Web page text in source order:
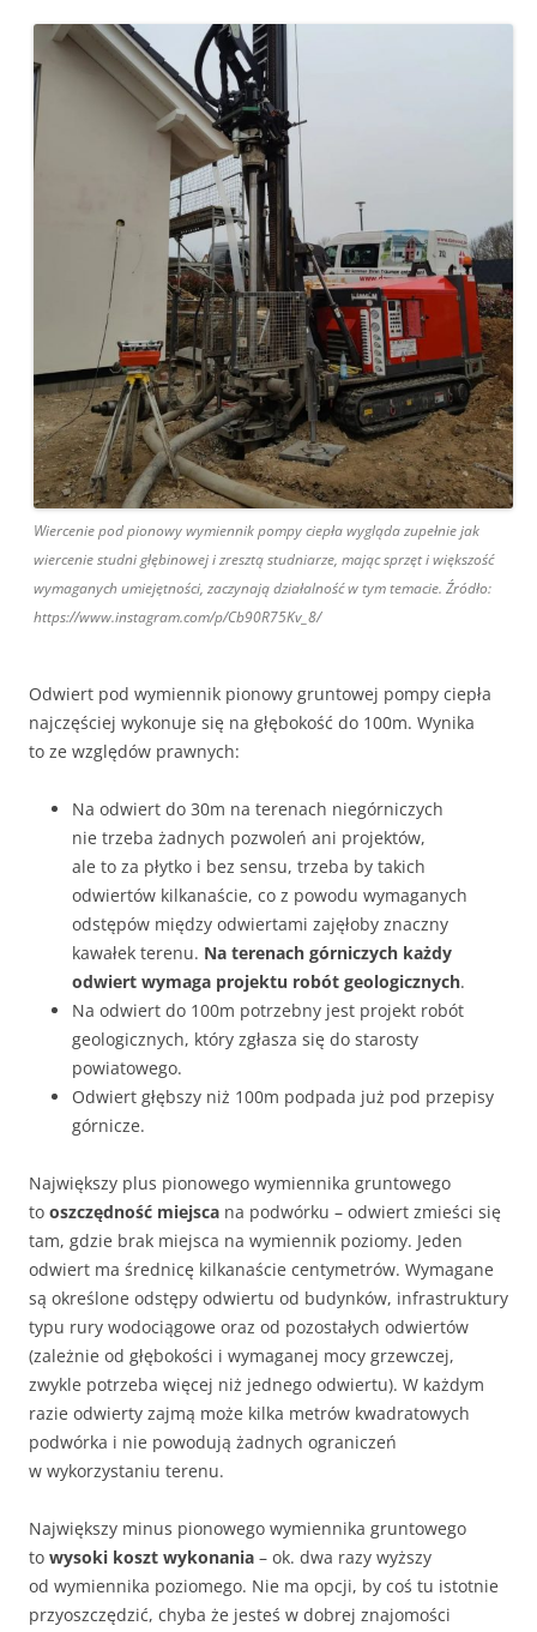
Wiercenie pod pionowy wymiennik pompy ciepła wygląda zupełnie jak
wiercenie studni głębinowej i zresztą studniarze, mając sprzęt i większość
wymaganych umiejętności, zaczynają działalność w tym temacie. Źródło:
https://www.instagram.com/p/Cb90R75Kv_8/
Odwiert pod wymiennik pionowy gruntowej pompy ciepła
najczęściej wykonuje się na głębokość do 100m. Wynika
to ze względów prawnych:
Na odwiert do 30m na terenach niegórniczych
nie trzeba żadnych pozwoleń ani projektów,
ale to za płytko i bez sensu, trzeba by takich
odwiertów kilkanaście, co z powodu wymaganych
odstępów między odwiertami zajęłoby znaczny
kawałek terenu. Na terenach górniczych każdy
odwiert wymaga projektu robót geologicznych.
Na odwiert do 100m potrzebny jest projekt robót
geologicznych, który zgłasza się do starosty
powiatowego.
Odwiert głębszy niż 100m podpada już pod przepisy
górnicze.
Największy plus pionowego wymiennika gruntowego
to oszczędność miejsca na podwórku – odwiert zmieści się
tam, gdzie brak miejsca na wymiennik poziomy. Jeden
odwiert ma średnicę kilkanaście centymetrów. Wymagane
są określone odstępy odwiertu od budynków, infrastruktury
typu rury wodociągowe oraz od pozostałych odwiertów
(zależnie od głębokości i wymaganej mocy grzewczej,
zwykle potrzeba więcej niż jednego odwiertu). W każdym
razie odwierty zajmą może kilka metrów kwadratowych
podwórka i nie powodują żadnych ograniczeń
w wykorzystaniu terenu.
Największy minus pionowego wymiennika gruntowego
to wysoki koszt wykonania – ok. dwa razy wyższy
od wymiennika poziomego. Nie ma opcji, by coś tu istotnie
przyoszczędzić, chyba że jesteś w dobrej znajomości